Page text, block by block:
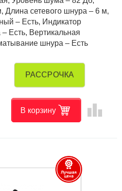
Длина сетевого шнура – 6 м,
– Есть, Индикатор
Есть, Вертикальная
шнура – Есть
РАССРОЧКА
В корзину leaderboard